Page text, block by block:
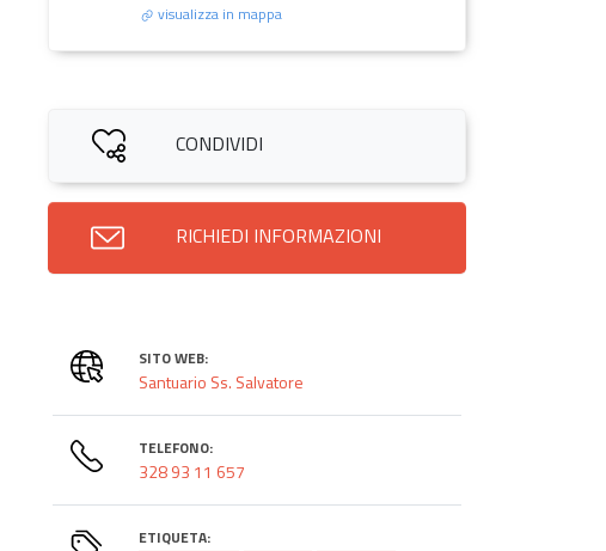
visualizza in mappa
CONDIVIDI
RICHIEDI INFORMAZIONI
SITO WEB:
Santuario Ss. Salvatore
TELEFONO:
328 93 11 657
ETIQUETA: